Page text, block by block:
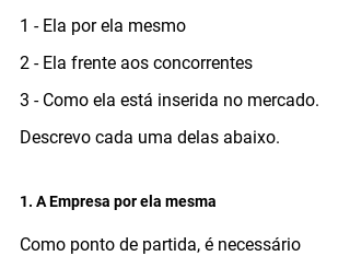
1 - Ela por ela mesmo
2 - Ela frente aos concorrentes
3 - Como ela está inserida no mercado.
Descrevo cada uma delas abaixo.
1. A Empresa por ela mesma
Como ponto de partida, é necessário